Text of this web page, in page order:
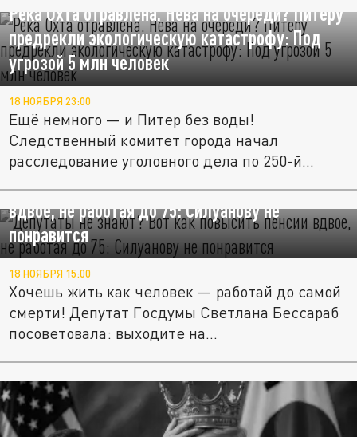
Река Охта отравлена. Нева на очереди? Питеру
предрекли экологическую катастрофу: Под
угрозой 5 млн человек
18 НОЯБРЯ 23:00
Ещё немного — и Питер без воды!
Следственный комитет города начал
расследование уголовного дела по 250-й...
Депутаты не знают? Вот как повысить пенсии
вдвое, не работая до 75: Силуанову не
понравится
18 НОЯБРЯ 15:00
Хочешь жить как человек — работай до самой
смерти! Депутат Госдумы Светлана Бессараб
посоветовала: выходите на...